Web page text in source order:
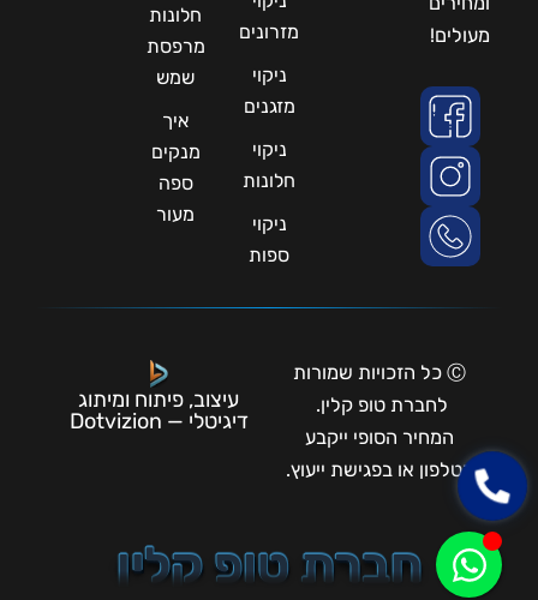
מעולים!
מזרונים
ניקוי
מזגנים
ניקוי
חלונות
ניקוי
ספות
חלונות
מרפסת
שמש
איך
מנקים
ספה
מעור
Ⓒ כל הזכויות שמורות
לחברת טופ קלין.
המחיר הסופי ייקבע
בטלפון או בפגישת ייעוץ.
עיצוב, פיתוח ומיתוג
דיגיטלי — Dotvizion
חברת טופ קלין